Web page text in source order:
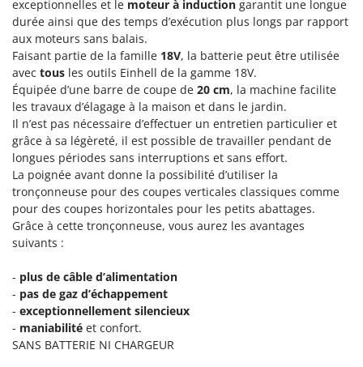
Lave-vitres
Lieuses électriques pour vignes
M
Machines à pâtes
Machines pour la transformation des fruits
Machines sous vide
Motobineuses
Motoculteurs
Motofaucheuses
Moulins à céréales électriques
Moulins à farine
N
Nettoyeurs et Balais à vapeur
Eurosystems
F
FAC
Fama Industrie
Famag
Famur
FARMER
FBC
Ferrari Group
Ferroni
FIAC
FIEM
Fimar
exceptionnelles et le moteur à induction garantit une longue
durée ainsi que des temps d’exécution plus longs par rapport
aux moteurs sans balais.
Faisant partie de la famille 18V, la batterie peut être utilisée
avec tous les outils Einhell de la gamme 18V.
Équipée d’une barre de coupe de 20 cm, la machine facilite
les travaux d’élagage à la maison et dans le jardin.
Il n’est pas nécessaire d’effectuer un entretien particulier et
grâce à sa légèreté, il est possible de travailler pendant de
longues périodes sans interruptions et sans effort.
La poignée avant donne la possibilité d’utiliser la
tronçonneuse pour des coupes verticales classiques comme
pour des coupes horizontales pour les petits abattages.
Grâce à cette tronçonneuse, vous aurez les avantages
suivants :
- plus de câble d’alimentation
- pas de gaz d’échappement
- exceptionnellement silencieux
- maniabilité et confort.
SANS BATTERIE NI CHARGEUR